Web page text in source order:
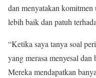
dan menyatakan
lebih baik dan patuh
“Ketika saya tanya soal
yang merasa menyesal
Mereka mendapatkan